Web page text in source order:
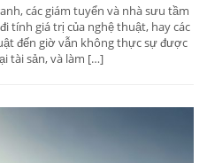
các giám tuyển và nhà sưu tầm
tính giá trị của nghệ thuật, hay các
đến giờ vẫn không thực sự được
tài sản, và làm […]